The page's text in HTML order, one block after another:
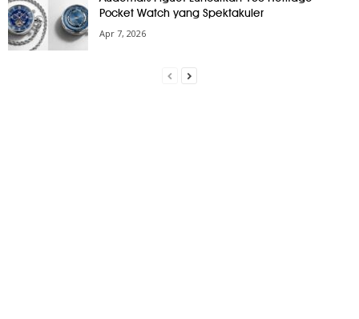
Pocket Watch yang Spektakuler
Apr 7, 2026